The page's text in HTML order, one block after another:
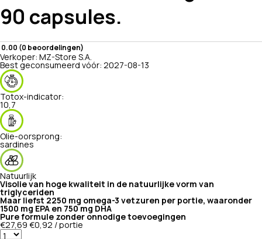
90 capsules.
0.00 (0 beoordelingen)
Verkoper: MZ-Store S.A.
Best geconsumeerd vóór: 2027-08-13
Totox-indicator:
10,7
Olie-oorsprong:
sardines
Natuurlijk
Visolie van hoge kwaliteit in de natuurlijke vorm van
triglyceriden
Maar liefst 2250 mg omega-3 vetzuren per portie, waaronder
1500 mg EPA en 750 mg DHA
Pure formule zonder onnodige toevoegingen
€27,69 €0,92 / portie